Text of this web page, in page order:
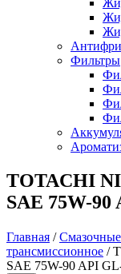
Фильтры
TOTACHI
SAE 75W-
Главная /
трансмиссионное /
SAE 75W-90 API